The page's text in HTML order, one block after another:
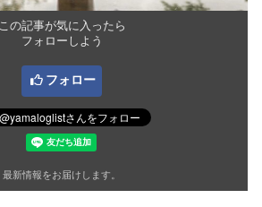
この記事が気に入ったら
フォローしよう
フォロー
最新情報をお届けします。